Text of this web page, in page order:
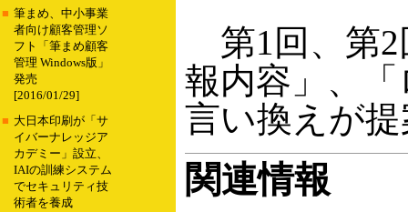
■ 筆まめ、中小事業
者向け顧客管理ソ
フト「筆まめ顧客
管理 Windows版」
発売
[2016/01/29]
■ 大日本印刷が「サ
イバーナレッジア
カデミー」設立、
IAIの訓練システム
でセキュリティ技
術者を養成
第1回、第2
報内容」、
言い換えが
関連情報